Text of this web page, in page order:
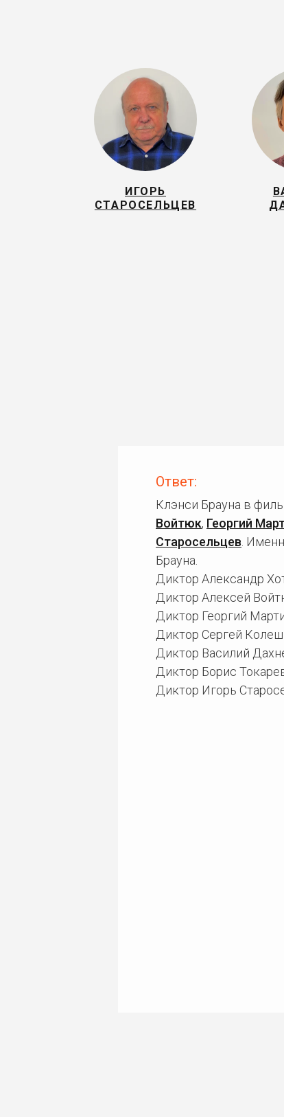
ИГОРЬ
СТАРОСЕЛЬЦЕВ
Ответ:
Клэнси Брауна в
Войтюк, Георгий
Старосельцев .
Брауна.
Диктор Александр
Диктор Алексей
Диктор Георгий
Диктор Сергей
Диктор Василий
Диктор Борис
Диктор Игорь